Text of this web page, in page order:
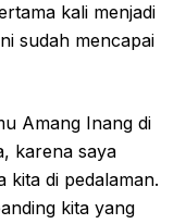
kali menjadi
sudah mencapai
Amang Inang di
karena saya
kita di pedalaman.
kita yang